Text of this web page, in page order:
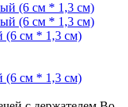
(6 см * 1,3 см)
(6 см * 1,3 см)